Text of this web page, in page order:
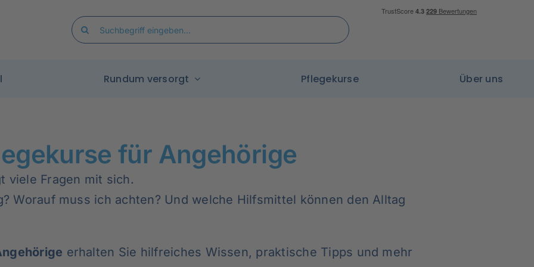
Search
for:
Rundum versorgt Pflegekurse Über uns
für Angehörige
viele Fragen mit sich.
Worauf muss ich achten? Und welche Hilfsmittel können den Alltag
erhalten Sie hilfreiches Wissen, praktische Tipps und mehr